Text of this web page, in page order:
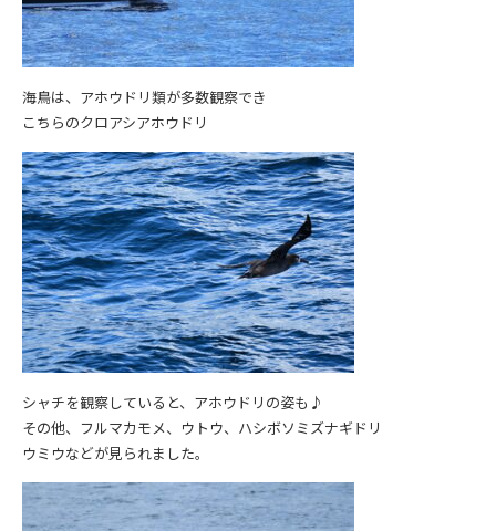
海鳥は、アホウドリ類が多数観察でき
こちらのクロアシアホウドリ
シャチを観察していると、アホウドリの姿も♪
その他、フルマカモメ、ウトウ、ハシボソミズナギドリ
ウミウなどが見られました。